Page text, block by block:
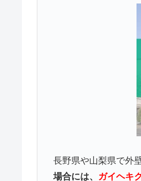
長野県や山梨県で外
場合には、 ガイヘキ